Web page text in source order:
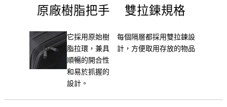
原廠樹脂把手
它採用原始樹
脂拉環，兼具
順暢的開合性
和易於抓握的
設計。
雙拉鍊規格
每個隔層都採用雙拉鍊設
計，方便取用存放的物品